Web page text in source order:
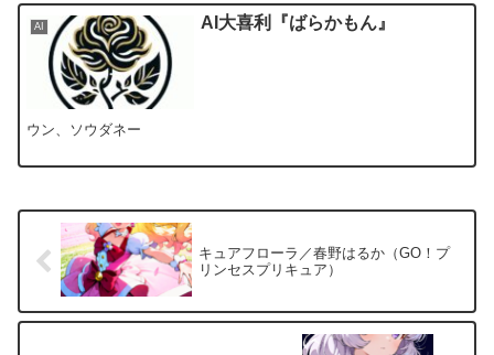
AI AI大喜利『ばらかもん』
ウン、ソウダネー
キュアフローラ／春野はるか（GO！プ
リンセスプリキュア）